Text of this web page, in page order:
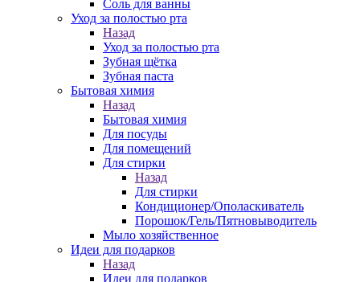
Соль для ванны
Уход за полостью рта
Назад
Уход за полостью рта
Зубная щётка
Зубная паста
Бытовая химия
Назад
Бытовая химия
Для посуды
Для помещений
Для стирки
Назад
Для стирки
Кондиционер/Ополаскиватель
Порошок/Гель/Пятновыводитель
Мыло хозяйственное
Идеи для подарков
Назад
Идеи для подарков